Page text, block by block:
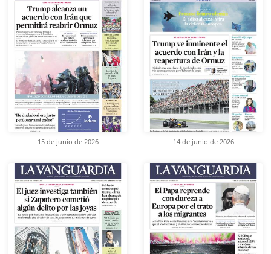
15 de junio de 2026 14 de junio de 2026